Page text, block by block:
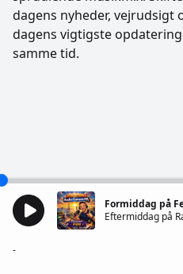
dagens nyheder, vejrudsigt
dagens vigtigste
samme tid.
Eftermiddag på
-